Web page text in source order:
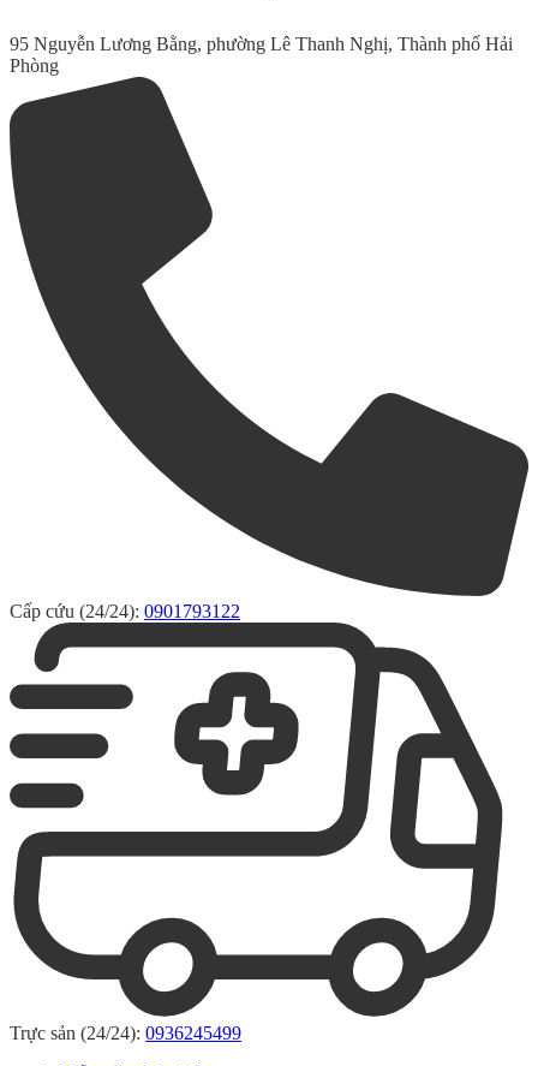
95 Nguyễn Lương Bằng, phường Lê Thanh Nghị, Thành phố Hải
Phòng
Cấp cứu (24/24): 0901793122
Trực sản (24/24): 0936245499